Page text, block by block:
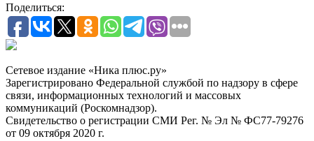
Поделиться:
Сетевое издание «Ника плюс.ру»
Зарегистрировано Федеральной службой по надзору в сфере
связи, информационных технологий и массовых
коммуникаций (Роскомнадзор).
Свидетельство о регистрации СМИ Рег. № Эл № ФС77-79276
от 09 октября 2020 г.